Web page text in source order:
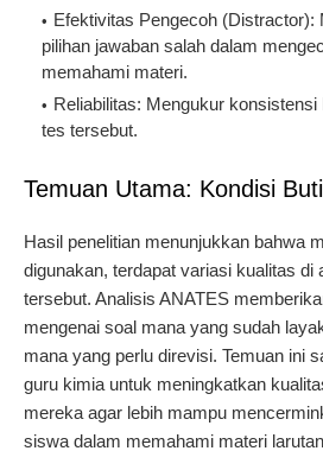
Efektivitas Pengecoh (Distractor):
pilihan jawaban salah dalam
memahami materi.
Reliabilitas: Mengukur konsistensi
tes tersebut.
Temuan Utama: Kondisi
Hasil penelitian menunjukkan bahwa
digunakan, terdapat variasi kualitas di
tersebut. Analisis ANATES
mengenai soal mana yang sudah
mana yang perlu direvisi. Temuan ini
guru kimia untuk meningkatkan
mereka agar lebih mampu
siswa dalam memahami materi